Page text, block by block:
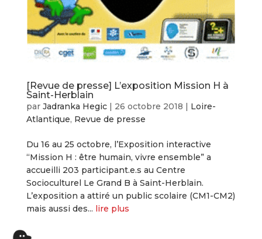
[Revue de presse] L’exposition Mission H à
Saint-Herblain
par Jadranka Hegic| 26 octobre 2018 | Loire-
Atlantique, Revue de presse
Du 16 au 25 octobre, l’Exposition interactive
“Mission H : être humain, vivre ensemble” a
accueilli 203 participant.e.s au Centre
Socioculturel Le Grand B à Saint-Herblain.
L’exposition a attiré un public scolaire (CM1-CM2)
mais aussi des... lire plus